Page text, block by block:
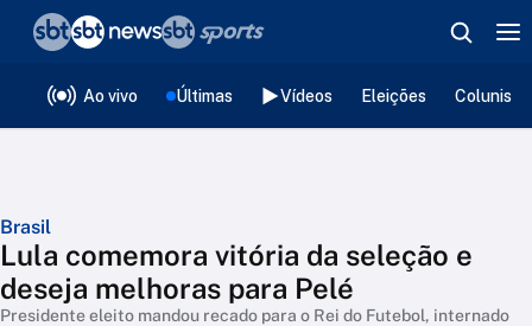
Ao vivo Últimas Vídeos Eleições
Brasil
Lula comemora vitória da seleção e
deseja melhoras para Pelé
Presidente eleito mandou recado para o Rei do Futebol, internado
❮voltar
Editorias